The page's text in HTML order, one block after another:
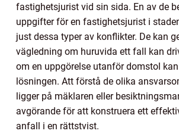
fastighetsjurist vid sin sida. En av de
uppgifter för en fastighetsjurist i
just dessa typer av konflikter. De kan
vägledning om huruvida ett fall kan
om en uppgörelse utanför domstol
lösningen. Att förstå de olika
ligger på mäklaren eller
avgörande för att konstruera ett
anfall i en rättstvist.